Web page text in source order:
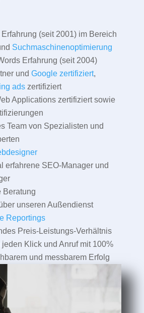
(seit 2001) im Bereich
Suchmaschinenoptimierung
Erfahrung (seit 2004)
und Google zertifiziert,
adszertifiziert
Applications zertifiziert sowie
Team von Spezialisten und
erfahrene SEO-Manager und
Beratung
unseren Außendienst
Reportings
Preis-Leistungs-Verhältnis
Klick und Anruf mit 100%
und messbarem Erfolg